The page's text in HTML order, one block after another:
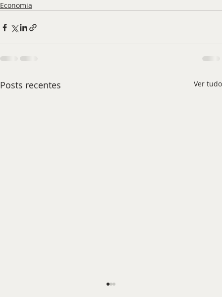
Economia
Posts recentes Ver tudo